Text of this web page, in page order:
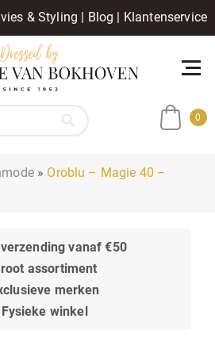
& Styling | Blog | Klantenservice
0
» Oroblu – Magie 40 –
vanaf €50
assortiment
merken
Fysieke winkel